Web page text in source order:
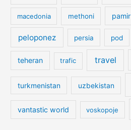
macedonia methoni pamir
peloponez persia pod
teheran trafic travel
turkmenistan uzbekistan
vantastic world voskopoje